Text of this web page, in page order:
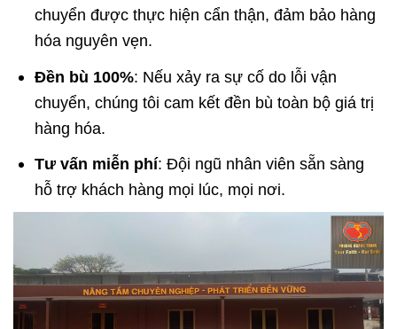
chuyển được thực hiện cẩn thận, đảm bảo hàng
hóa nguyên vẹn.
Đền bù 100%: Nếu xảy ra sự cố do lỗi vận
chuyển, chúng tôi cam kết đền bù toàn bộ giá trị
hàng hóa.
Tư vấn miễn phí: Đội ngũ nhân viên sẵn sàng
hỗ trợ khách hàng mọi lúc, mọi nơi.